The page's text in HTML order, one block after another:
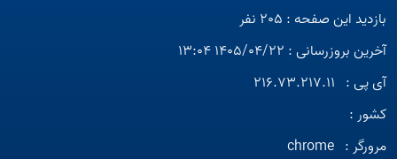
بازدید این صفحه : 205 نفر
آخرین بروزرسانی : 1405/04/22 13:04
آی پی : 216.73.217.11
کشور :
مرورگر : chrome